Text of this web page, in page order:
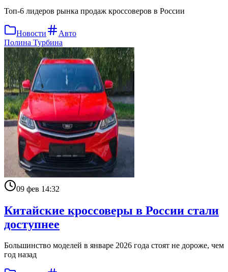
Топ-6 лидеров рынка продаж кроссоверов в России
Новости
Авто
Полина Турбина
09 фев 14:32
Китайские кроссоверы в России стали
доступнее
Большинство моделей в январе 2026 года стоят не дороже, чем
год назад